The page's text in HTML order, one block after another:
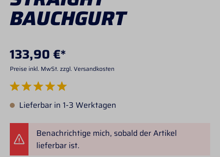
BAUCHGURT
133,90 €*
Preise inkl. MwSt. zzgl. Versandkosten
Durchschnittliche Bewertung von 5 von 5 Sternen
Lieferbar in 1-3 Werktagen
Benachrichtige mich, sobald der Artikel
lieferbar ist.